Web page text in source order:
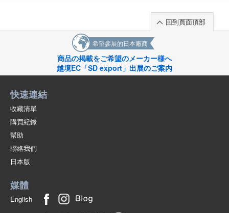
回到頁面頂部
希望參展的日本廠商
商品の掲載をご希望のメーカー様へ
越境EC「SD export」出展のご案内
快速連結
收藏清單
購買紀錄
幫助
聯絡我們
日本版
媒體
English